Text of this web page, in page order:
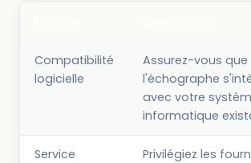
Compatibilité
logicielle
Assurez-vous que
l'échographe
avec votre
informatique
Service
Privilégiez les